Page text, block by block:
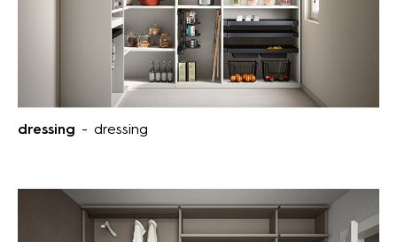
dressing - dressing